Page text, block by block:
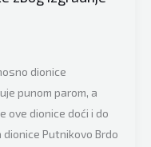
dionice
punom parom, a
ove dionice doći i do
Putnikovo Brdo